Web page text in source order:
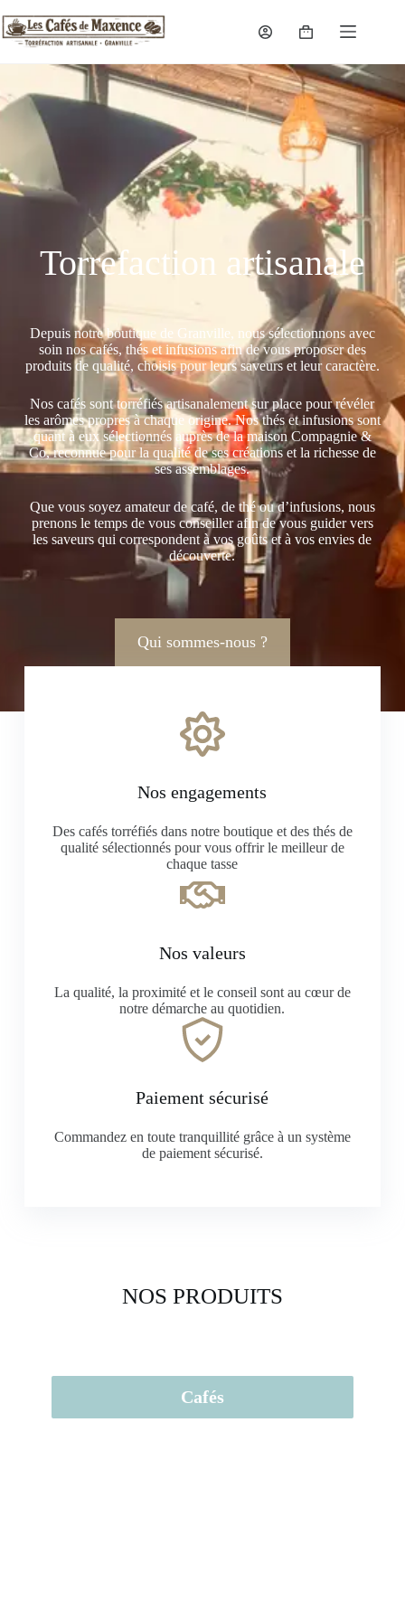
Torrefaction artisanale
Depuis notre boutique de Granville, nous sélectionnons avec
soin nos cafés, thés et infusions afin de vous proposer des
produits de qualité, choisis pour leurs saveurs et leur caractère.
Nos cafés sont torréfiés artisanalement sur place pour révéler
les arômes propres à chaque origine. Nos thés et infusions sont
quant à eux sélectionnés auprès de la maison Compagnie &
Co, reconnue pour la qualité de ses créations et la richesse de
ses assemblages.
Que vous soyez amateur de café, de thé ou d’infusions, nous
prenons le temps de vous conseiller afin de vous guider vers
les saveurs qui correspondent à vos goûts et à vos envies de
découverte.
Qui sommes-nous ?
Nos engagements
Des cafés torréfiés dans notre boutique et des thés de
qualité sélectionnés pour vous offrir le meilleur de
chaque tasse
Nos valeurs
La qualité, la proximité et le conseil sont au cœur de
notre démarche au quotidien.
Paiement sécurisé
Commandez en toute tranquillité grâce à un système
de paiement sécurisé.
NOS PRODUITS
Cafés